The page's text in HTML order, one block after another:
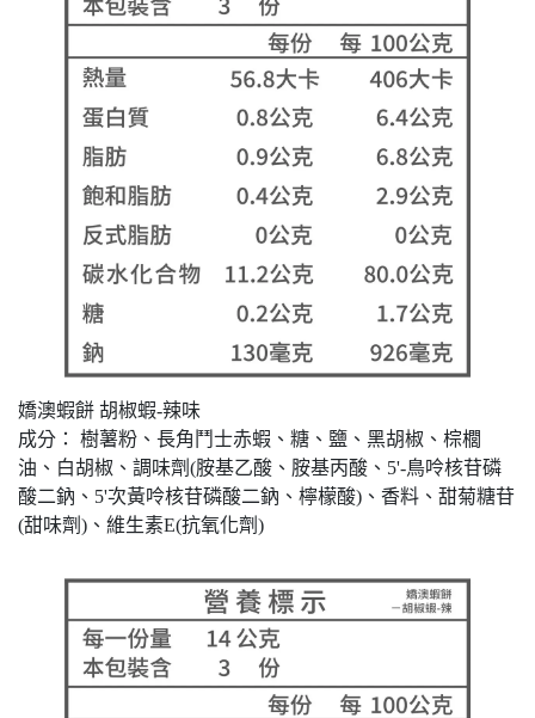
嬌澳蝦餅 胡椒蝦-辣味
成分： 樹薯粉、長角鬥士赤蝦、糖、鹽、黑胡椒、棕櫚
油、白胡椒、調味劑(胺基乙酸、胺基丙酸、5'-鳥呤核苷磷
酸二鈉、5'次黃呤核苷磷酸二鈉、檸檬酸)、香料、甜菊糖苷
(甜味劑)、維生素E(抗氧化劑)